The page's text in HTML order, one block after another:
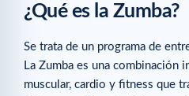
¿Qué es la Zumba?
Se trata de un programa de
La Zumba es una
muscular, cardio y fitness que